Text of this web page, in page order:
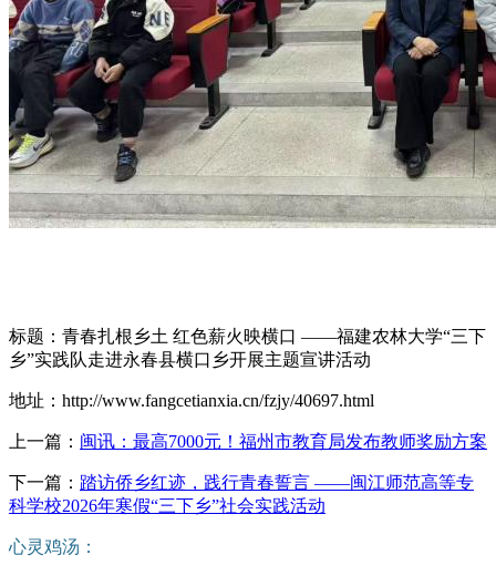
标题：青春扎根乡土 红色薪火映横口 ——福建农林大学“三下
乡”实践队走进永春县横口乡开展主题宣讲活动
地址：http://www.fangcetianxia.cn/fzjy/40697.html
上一篇： 闽讯：最高7000元！福州市教育局发布教师奖励方案
下一篇： 踏访侨乡红迹，践行青春誓言 ——闽江师范高等专
科学校2026年寒假“三下乡”社会实践活动
心灵鸡汤：